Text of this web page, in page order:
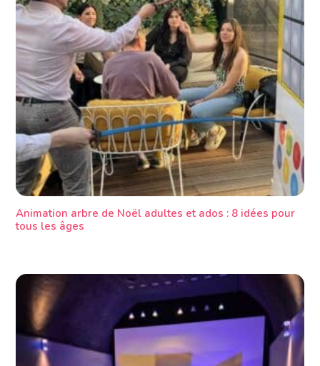
Animation arbre de Noël adultes et ados : 8 idées pour
tous les âges